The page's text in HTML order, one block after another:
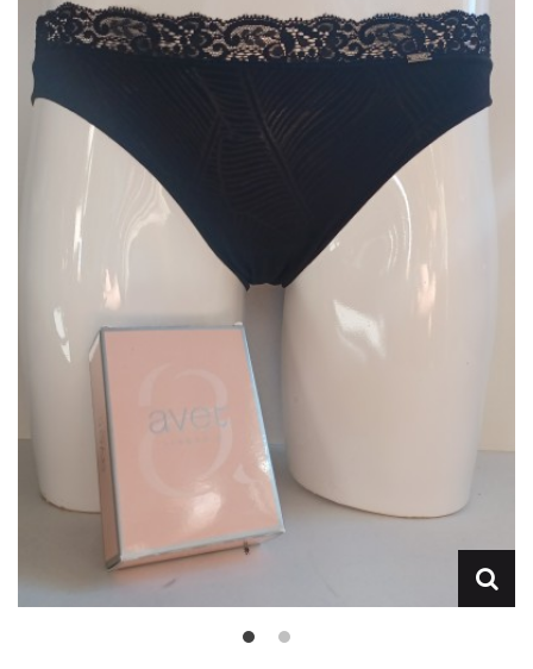
Ropa y complementos
Prendas moldeadoras
Hombre
Ortopedia